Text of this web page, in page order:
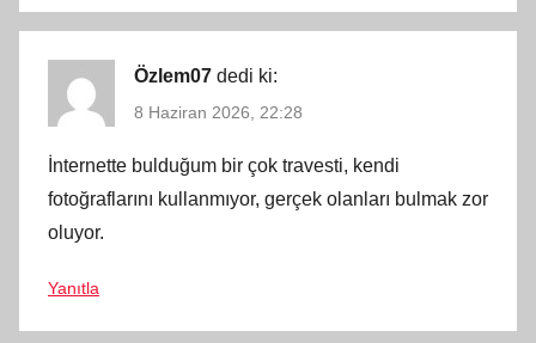
Özlem07 dedi ki:
8 Haziran 2026, 22:28
İnternette bulduğum bir çok travesti, kendi
fotoğraflarını kullanmıyor, gerçek olanları bulmak zor
oluyor.
Yanıtla